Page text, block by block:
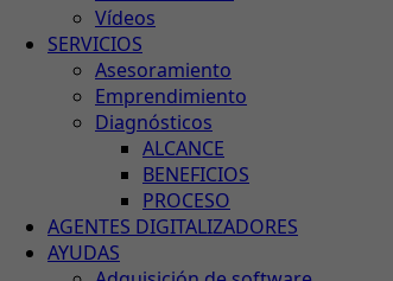
Vídeos
SERVICIOS
Asesoramiento
Emprendimiento
Diagnósticos
ALCANCE
BENEFICIOS
PROCESO
AGENTES DIGITALIZADORES
AYUDAS